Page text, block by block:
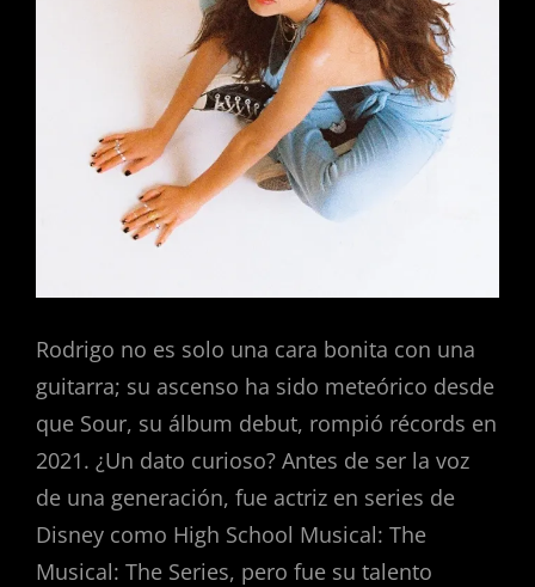
Rodrigo no es solo una cara bonita con una
guitarra; su ascenso ha sido meteórico desde
que Sour, su álbum debut, rompió récords en
2021. ¿Un dato curioso? Antes de ser la voz
de una generación, fue actriz en series de
Disney como High School Musical: The
Musical: The Series, pero fue su talento